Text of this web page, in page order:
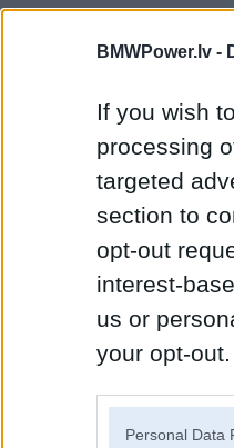
BMWPower.lv -
If you wish
processing
targeted
section to
opt-out
interest-
us or
your opt-
Personal Data